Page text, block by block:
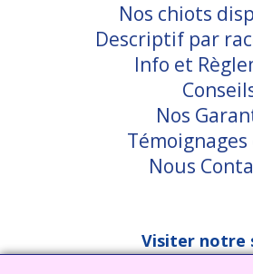
Nos chiots
Descriptif par
Info et
Nos
Nous
Visiter notre